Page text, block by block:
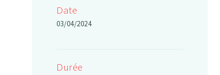
Date
03/04/2024
Durée